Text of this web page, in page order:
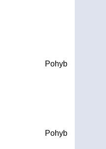
Pohyb
Pohyb